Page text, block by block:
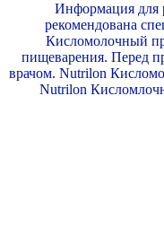
Информация для
рекомендована
Кисломолочный
пищеварения. Перед
врачом. Nutrilon
Nutrilon